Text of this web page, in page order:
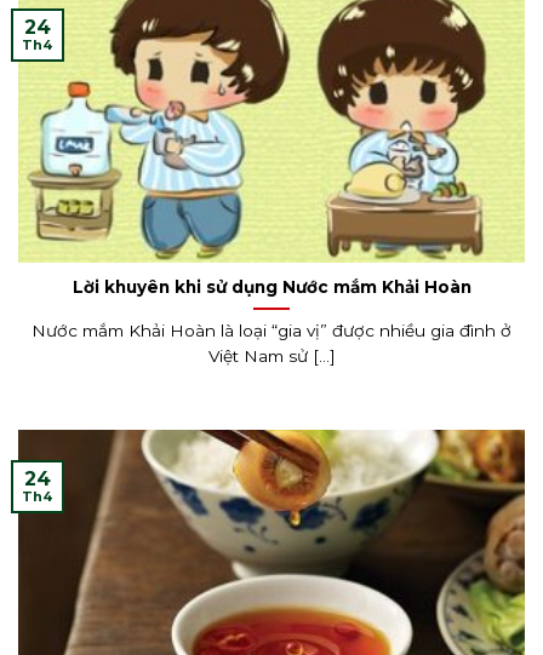
Lời khuyên khi sử dụng Nước mắm Khải Hoàn
Nước mắm Khải Hoàn là loại “gia vị” được nhiều gia đình ở
Việt Nam sử [...]
24
Th4
24
Th4